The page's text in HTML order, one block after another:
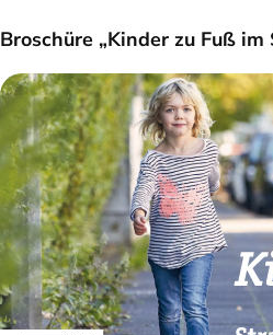
Broschüre „Kinder zu Fuß